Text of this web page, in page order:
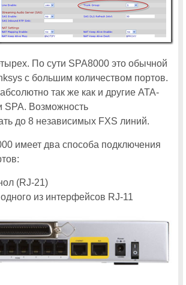
Cisco Connect 2014 расскажут о современных
потоков московской Cisco Connect 2014
инфраструктуре корпоративной сети
программа московской Cisco Connect 2014
сети» будет проведен во второй день работы
Connect 2014
для совместной работы на московской Cisco
московская Cisco Expo-2012 установила
Expo повторила собственный рекорд по
и продолжает бить рекорды по числу
По сути SPA8000 это обычной
с большим количеством портов.
так же как и другие ATA-
SPA. Возможность
до 8 независимых FXS линий.
имеет два способа подключения
(RJ-21)
из интерфейсов RJ-11